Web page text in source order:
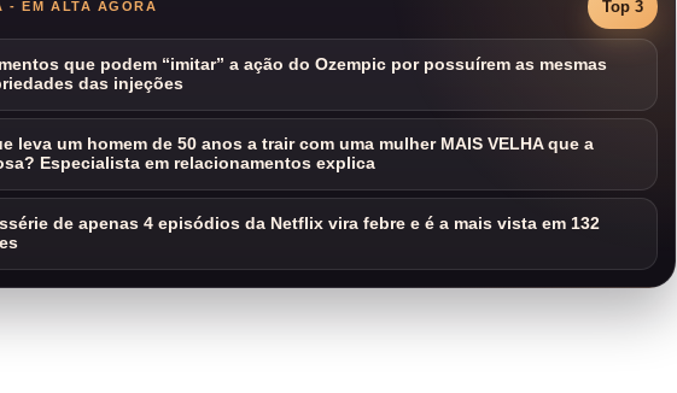
- EM ALTA AGORA Top 3
que podem “imitar” a ação do Ozempic por possuírem as mesmas
das injeções
leva um homem de 50 anos a trair com uma mulher MAIS VELHA que a
Especialista em relacionamentos explica
de apenas 4 episódios da Netflix vira febre e é a mais vista em 132